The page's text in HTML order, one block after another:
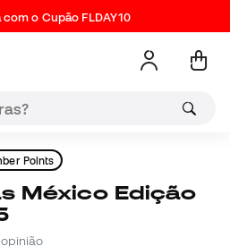
com o Cupão FLDAY10
Points